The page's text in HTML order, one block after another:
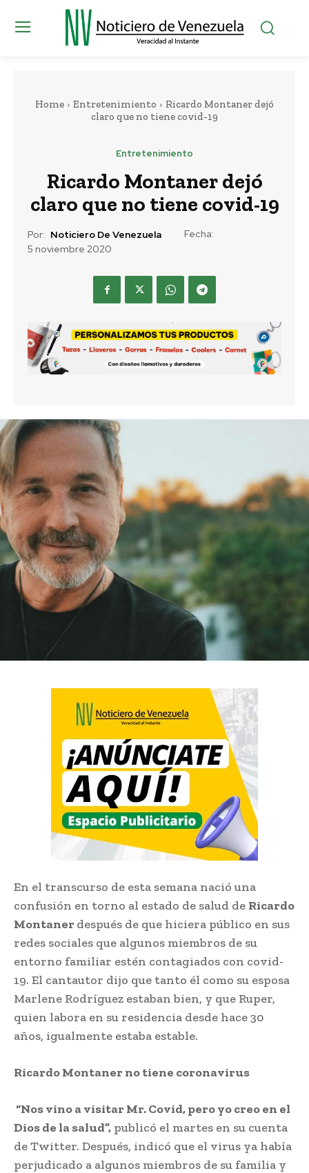
Home Entretenimiento
Ricardo Montaner dejó
claro que no tiene covid-19
Entretenimiento
Ricardo Montaner dejó
claro que no tiene covid-19
Por: Noticiero De Venezuela
Fecha:
5 noviembre 2020
En el transcurso de esta semana nació una
confusión en torno al estado de salud de Ricardo
Montanerdespués de que hiciera público en sus
redes sociales que algunos miembros de su
entorno familiar estén contagiados con covid-
19. El cantautor dijo que tanto él como su esposa
Marlene Rodríguez estaban bien, y que Ruper,
quien labora en su residencia desde hace 30
años, igualmente estaba estable.
Ricardo Montaner no tiene coronavirus
“Nos vino a visitar Mr. Covid, pero yo creo en el
Dios de la salud”, publicó el martes en su cuenta
de Twitter. Después, indicó que el virus ya había
perjudicado a algunos miembros de su familia y